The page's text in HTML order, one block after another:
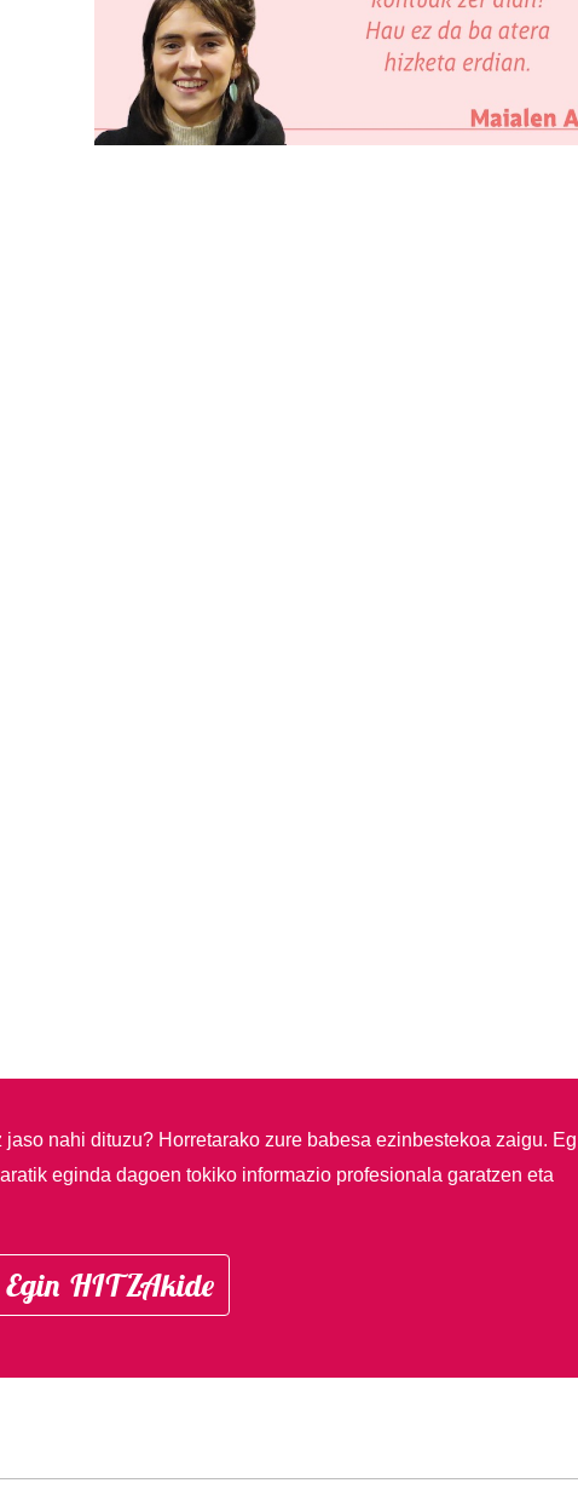
jaso nahi dituzu? Horretarako zure babesa ezinbestekoa zaigu.
eginda dagoen tokiko informazio profesionala garatzen eta
Egin HITZAkide